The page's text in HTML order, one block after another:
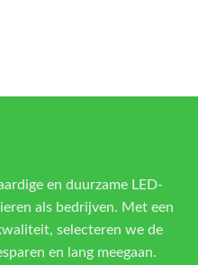
en duurzame LED-
als bedrijven. Met een
selecteren we de
en lang meegaan.